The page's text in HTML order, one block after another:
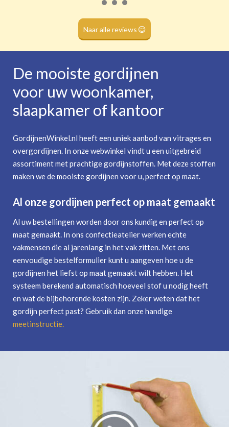
(dubbele tunnel)
Naar alle reviews
De mooiste gordijnen
voor uw woonkamer,
slaapkamer of kantoor
GordijnenWinkel.nl heeft een uniek aanbod van vitrages en
overgordijnen. In onze webwinkel vindt u een uitgebreid
assortiment met prachtige gordijnstoffen. Met deze stoffen
maken we de mooiste gordijnen voor u, perfect op maat.
Al onze gordijnen perfect op maat gemaakt
Al uw bestellingen worden door ons kundig en perfect op
maat gemaakt. In ons confectieatelier werken echte
vakmensen die al jarenlang in het vak zitten. Met ons
eenvoudige bestelformulier kunt u aangeven hoe u de
gordijnen het liefst op maat gemaakt wilt hebben. Het
systeem berekend automatisch hoeveel stof u nodig heeft
en wat de bijbehorende kosten zijn. Zeker weten dat het
gordijn perfect past? Gebruik dan onze handige
meetinstructie.